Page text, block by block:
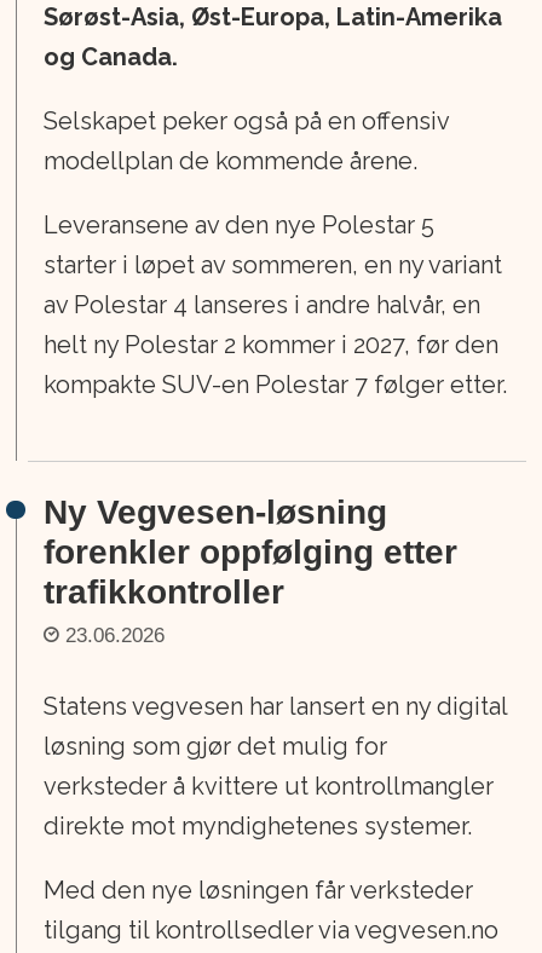
Sørøst-Asia, Øst-Europa, Latin-Amerika
og Canada.
Selskapet peker også på en offensiv
modellplan de kommende årene.
Leveransene av den nye Polestar 5
starter i løpet av sommeren, en ny variant
av Polestar 4 lanseres i andre halvår, en
helt ny Polestar 2 kommer i 2027, før den
kompakte SUV-en Polestar 7 følger etter.
Ny Vegvesen-løsning
forenkler oppfølging etter
trafikkontroller
23.06.2026
Statens vegvesen har lansert en ny digital
løsning som gjør det mulig for
verksteder å kvittere ut kontrollmangler
direkte mot myndighetenes systemer.
Med den nye løsningen får verksteder
tilgang til kontrollsedler via vegvesen.no